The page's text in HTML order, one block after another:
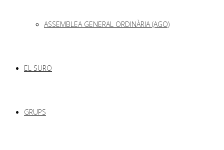
ASSEMBLEA GENERAL ORDINÀRIA (AGO)
EL SURO
GRUPS